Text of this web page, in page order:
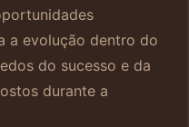
a evolução dentro do
do sucesso e da
durante a